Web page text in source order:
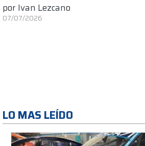
por Ivan Lezcano
07/07/2026
LO MAS LEÍDO